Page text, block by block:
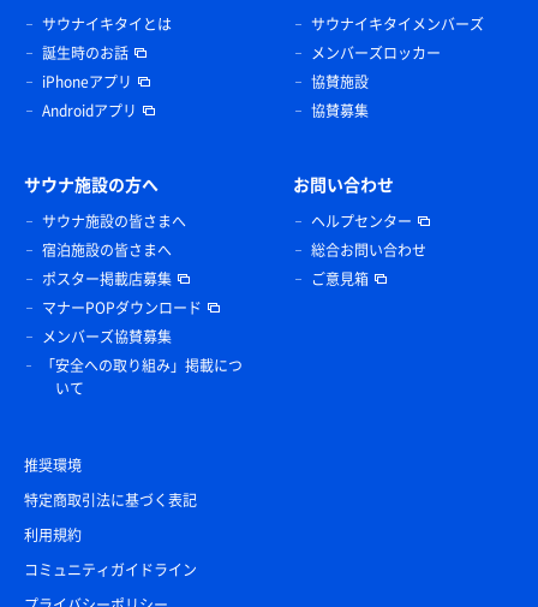
サウナイキタイとは
誕生時のお話
iPhoneアプリ
Androidアプリ
サウナイキタイメンバーズ
メンバーズロッカー
協賛施設
協賛募集
サウナ施設の方へ
サウナ施設の皆さまへ
宿泊施設の皆さまへ
ポスター掲載店募集
マナーPOPダウンロード
メンバーズ協賛募集
「安全への取り組み」掲載につ
いて
お問い合わせ
ヘルプセンター
総合お問い合わせ
ご意見箱
推奨環境
特定商取引法に基づく表記
利用規約
コミュニティガイドライン